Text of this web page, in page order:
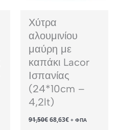
Χύτρα
αλουμινίου
μαύρη με
καπάκι Lacor
Ισπανίας
(24*10cm –
4,2lt)
91,50€Original
price
68,63€Η+ ΦΠΑ